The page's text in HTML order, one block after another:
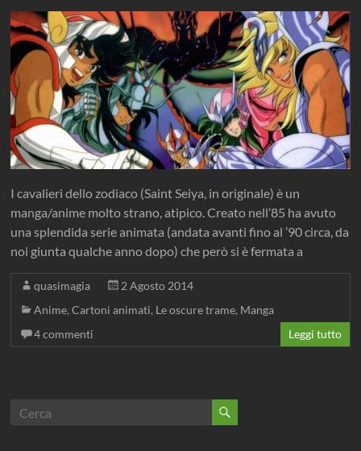
I cavalieri dello zodiaco (Saint Seiya, in originale) è un
manga/anime molto strano, atipico. Creato nell’85 ha avuto
una splendida serie animata (andata avanti fino al ’90 circa, da
noi giunta qualche anno dopo) che però si è fermata a
quasimagia
2 Agosto 2014
Anime,Cartoni animati, Le oscure trame, Manga
4 commenti
Leggi tutto